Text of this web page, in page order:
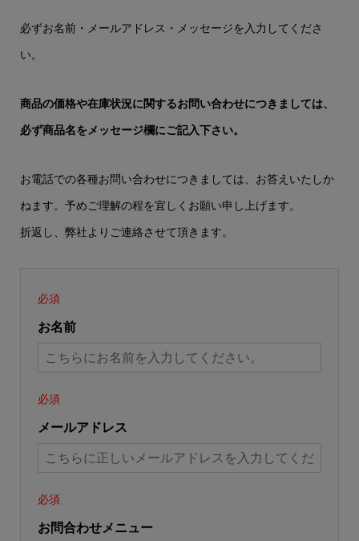
必ずお名前・メールアドレス・メッセージを入力してくださ
い。
商品の価格や在庫状況に関するお問い合わせにつきましては、
必ず商品名をメッセージ欄にご記入下さい。
お電話での各種お問い合わせにつきましては、お答えいたしか
ねます。予めご理解の程を宜しくお願い申し上げます。
折返し、弊社よりご連絡させて頂きます。
必須
お名前
必須
メールアドレス
必須
お問合わせメニュー